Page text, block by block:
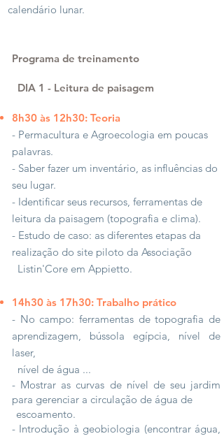
calendário lunar.
Programa de treinamento
DIA 1 - Leitura de paisagem
8h30 às 12h30: Teoria
- Permacultura e Agroecologia em poucas
palavras.
- Saber fazer um inventário, as influências do
seu lugar.
- Identificar seus recursos, ferramentas de
leitura da paisagem (topografia e clima).
- Estudo de caso: as diferentes etapas da
realização do site piloto da Associação
Listin'Core em Appietto.
14h30 às 17h30: Trabalho prático
- No campo: ferramentas de topografia de
aprendizagem, bússola egípcia, nível de
laser,
nível de água ...
- Mostrar as curvas de nível de seu jardim
para gerenciar a circulação de água de
escoamento.
- Introdução à geobiologia (encontrar água,